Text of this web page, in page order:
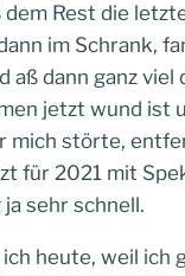
dem Rest die
im Schrank,
aß dann ganz viel
jetzt wund ist
mich störte,
für 2021 mit
sehr schnell.
ich heute, weil ich